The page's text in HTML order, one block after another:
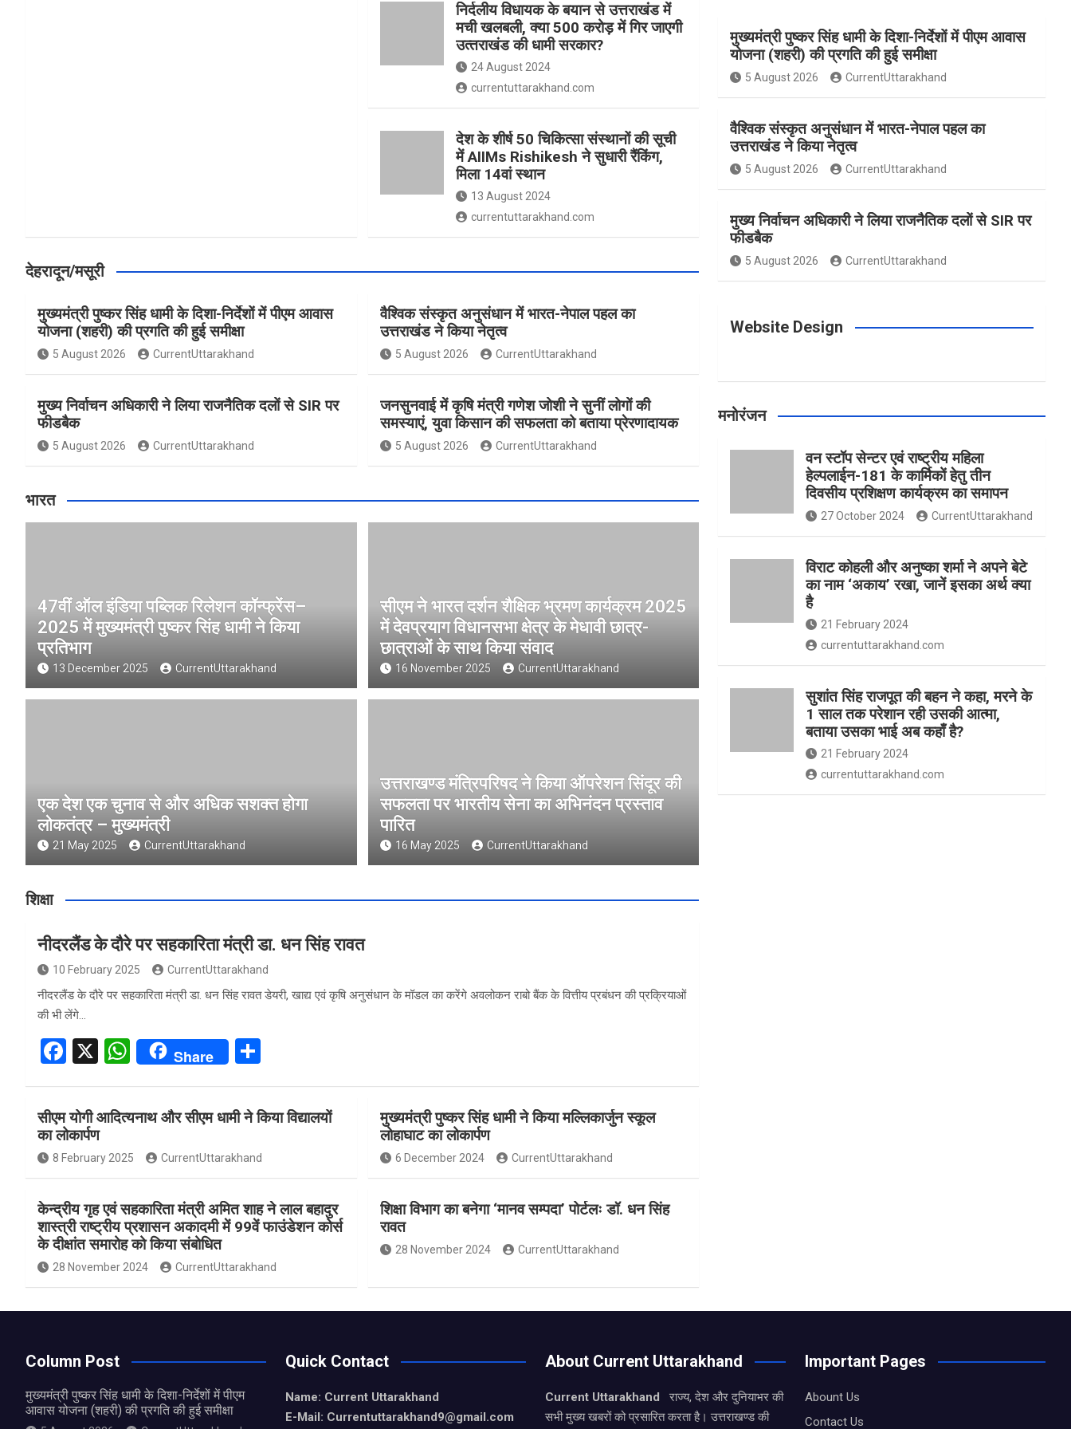
निर्दलीय विधायक के बयान से उत्तराखंड में
मची खलबली, क्‍या 500 करोड़ में गिर जाएगी
उत्‍तराखंड की धामी सरकार?
24 August 2024
currentuttarakhand.com
देश के शीर्ष 50 चिकित्सा संस्थानों की सूची
में AIIMs Rishikesh ने सुधारी रैंकिंग,
मिला 14वां स्थान
13 August 2024
currentuttarakhand.com
देहरादून/मसूरी
मुख्यमंत्री पुष्कर सिंह धामी के दिशा-निर्देशों में पीएम आवास
योजना (शहरी) की प्रगति की हुई समीक्षा
5 August 2026 CurrentUttarakhand
वैश्विक संस्कृत अनुसंधान में भारत-नेपाल पहल का
उत्तराखंड ने किया नेतृत्व
5 August 2026 CurrentUttarakhand
मुख्य निर्वाचन अधिकारी ने लिया राजनैतिक दलों से SIR पर
फीडबैक
5 August 2026 CurrentUttarakhand
जनसुनवाई में कृषि मंत्री गणेश जोशी ने सुनीं लोगों की
समस्याएं, युवा किसान की सफलता को बताया प्रेरणादायक
5 August 2026 CurrentUttarakhand
भारत
47वीं ऑल इंडिया पब्लिक रिलेशन कॉन्फ्रेंस–
2025 में मुख्यमंत्री पुष्कर सिंह धामी ने किया
प्रतिभाग
13 December 2025 CurrentUttarakhand
सीएम ने भारत दर्शन शैक्षिक भ्रमण कार्यक्रम 2025
में देवप्रयाग विधानसभा क्षेत्र के मेधावी छात्र-
छात्राओं के साथ किया संवाद
16 November 2025 CurrentUttarakhand
एक देश एक चुनाव से और अधिक सशक्त होगा
लोकतंत्र – मुख्यमंत्री
21 May 2025 CurrentUttarakhand
उत्तराखण्ड मंत्रिपरिषद ने किया ऑपरेशन सिंदूर की
सफलता पर भारतीय सेना का अभिनंदन प्रस्ताव
पारित
16 May 2025 CurrentUttarakhand
शिक्षा
नीदरलैंड के दौरे पर सहकारिता मंत्री डा. धन सिंह रावत
10 February 2025 CurrentUttarakhand
नीदरलैंड के दौरे पर सहकारिता मंत्री डा. धन सिंह रावत डेयरी, खाद्य एवं कृषि अनुसंधान के मॉडल का करेंगे अवलोकन राबो बैंक के वित्तीय प्रबंधन की प्रक्रियाओं
की भी लेंगे…
F
ce
b
o
o
k
X
W
s
A
p
p
Share
ar
e
सीएम योगी आदित्यनाथ और सीएम धामी ने किया विद्यालयों
का लोकार्पण
8 February 2025 CurrentUttarakhand
मुख्यमंत्री पुष्कर सिंह धामी ने किया मल्लिकार्जुन स्कूल
लोहाघाट का लोकार्पण
6 December 2024 CurrentUttarakhand
केन्द्रीय गृह एवं सहकारिता मंत्री अमित शाह ने लाल बहादुर
शास्त्री राष्ट्रीय प्रशासन अकादमी में 99वें फाउंडेशन कोर्स
के दीक्षांत समारोह को किया संबोधित
28 November 2024 CurrentUttarakhand
शिक्षा विभाग का बनेगा ‘मानव सम्पदा’ पोर्टलः डॉ. धन सिंह
रावत
28 November 2024 CurrentUttarakhand
e
b
o
o
t
a
g
r
t
e
e
t
r
u
e
मुख्यमंत्री पुष्कर सिंह धामी के दिशा-निर्देशों में पीएम आवास
योजना (शहरी) की प्रगति की हुई समीक्षा
5 August 2026 CurrentUttarakhand
वैश्विक संस्कृत अनुसंधान में भारत-नेपाल पहल का
उत्तराखंड ने किया नेतृत्व
5 August 2026 CurrentUttarakhand
मुख्य निर्वाचन अधिकारी ने लिया राजनैतिक दलों से SIR पर
फीडबैक
5 August 2026 CurrentUttarakhand
Website Design
मनोरंजन
वन स्टॉप सेन्टर एवं राष्ट्रीय महिला
हेल्पलाईन-181 के कार्मिकों हेतु तीन
दिवसीय प्रशिक्षण कार्यक्रम का समापन
27 October 2024 CurrentUttarakhand
विराट कोहली और अनुष्का शर्मा ने अपने बेटे
का नाम ‘अकाय’ रखा, जानें इसका अर्थ क्‍या
है
21 February 2024
currentuttarakhand.com
सुशांत सिंह राजपूत की बहन ने कहा, मरने के
1 साल तक परेशान रही उसकी आत्मा,
बताया उसका भाई अब कहाँ है?
21 February 2024
currentuttarakhand.com
Column Post
मुख्यमंत्री पुष्कर सिंह धामी के दिशा-निर्देशों में पीएम
आवास योजना (शहरी) की प्रगति की हुई समीक्षा
Quick Contact
Name: Current Uttarakhand
E-Mail: Currentuttarakhand9@gmail.com
About Current Uttarakhand
Current Uttarakhand
राज्य, देश और दुनियाभर की
सभी मुख्य खबरों को प्रसारित करता है। उत्तराखण्ड की
Important Pages
Abount Us
Contact Us